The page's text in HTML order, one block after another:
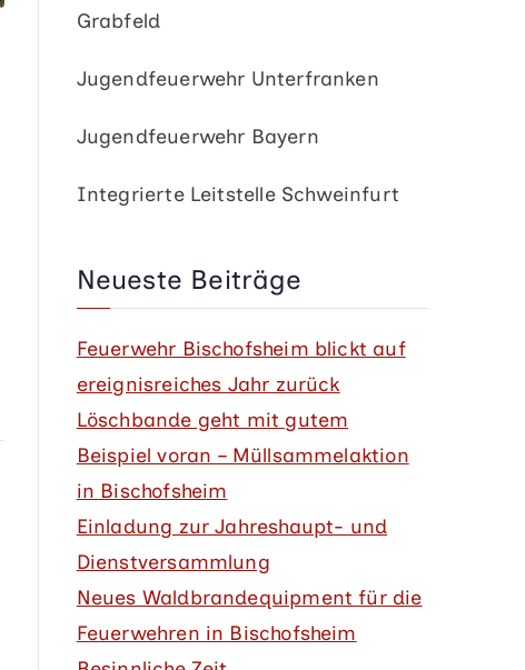
Grabfeld
Jugendfeuerwehr Unterfranken
Jugendfeuerwehr Bayern
Integrierte Leitstelle Schweinfurt
Neueste Beiträge
Feuerwehr Bischofsheim blickt auf
ereignisreiches Jahr zurück
Löschbande geht mit gutem
Beispiel voran – Müllsammelaktion
in Bischofsheim
Einladung zur Jahreshaupt- und
Dienstversammlung
Neues Waldbrandequipment für die
Feuerwehren in Bischofsheim